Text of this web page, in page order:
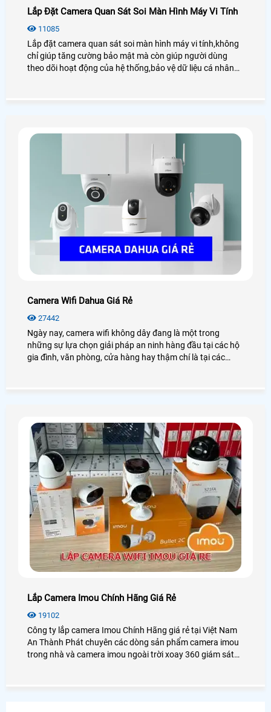
Lắp Đặt Camera Quan Sát Soi Màn Hình Máy Vi Tính
11085
Lắp đặt camera quan sát soi màn hình máy vi tính,không
chỉ giúp tăng cường bảo mật mà còn giúp người dùng
theo dõi hoạt động của hệ thống,bảo vệ dữ liệu cá nhân
Camera Wifi Dahua Giá Rẻ
27442
Ngày nay, camera wifi không dây đang là một trong
những sự lựa chọn giải pháp an ninh hàng đầu tại các hộ
gia đình, văn phòng, cửa hàng hay thậm chí là tại các
Lắp Camera Imou Chính Hãng Giá Rẻ
19102
Công ty lắp camera Imou Chính Hãng giá rẻ tại Việt Nam
An Thành Phát chuyên các dòng sản phẩm camera imou
trong nhà và camera imou ngoài trời xoay 360 giám sát